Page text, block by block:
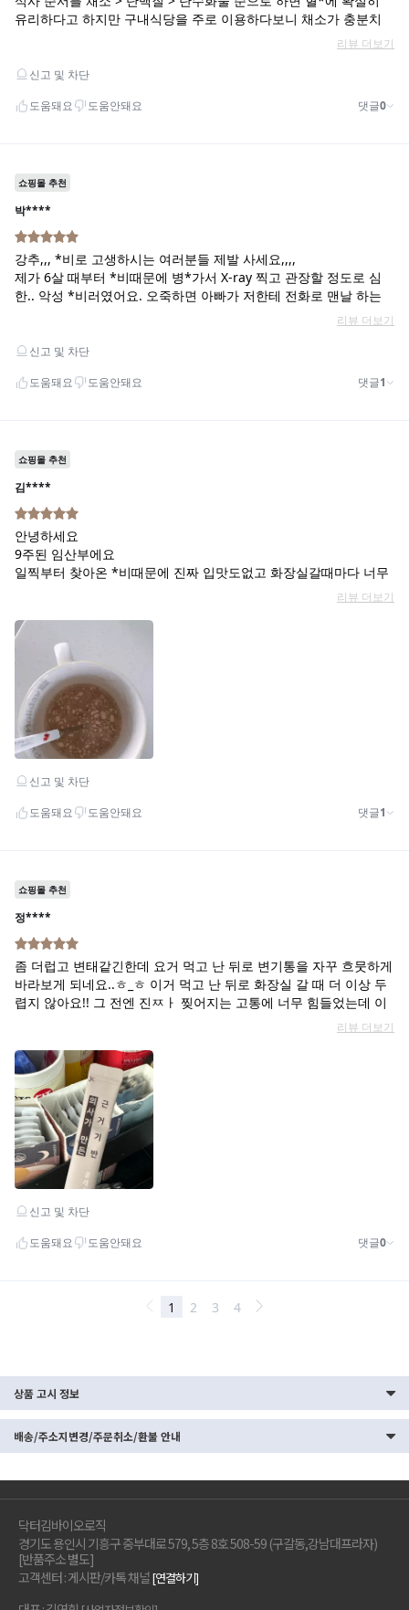
상품 고시 정보
배송/주소지변경/주문취소/환불 안내
닥터김바이오로직
경기도 용인시 기흥구 중부대로 579, 5층 8호 508-59 (구갈동,강남대프라자)
[반품주소 별도]
고객센터 : 게시판/카톡 채널[연결하기]